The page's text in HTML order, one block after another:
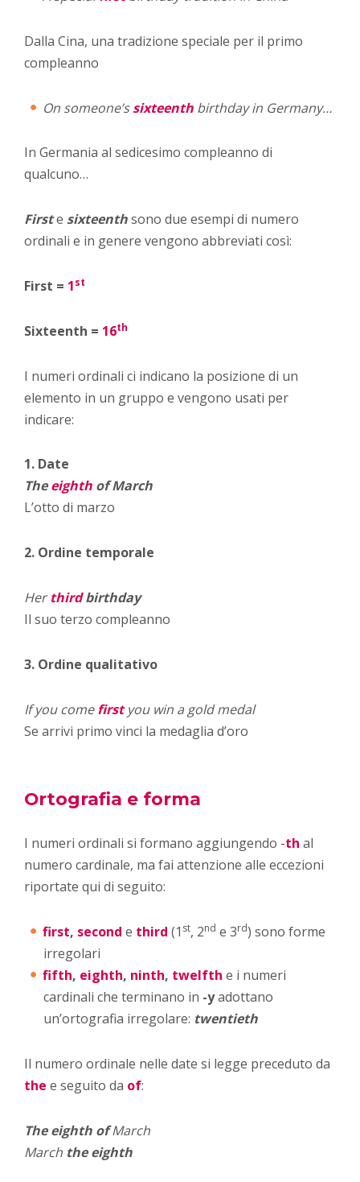
Dalla Cina, una tradizione speciale per il primo
compleanno
On someone’ssixteenth birthday in Germany…
In Germania al sedicesimo compleanno di
qualcuno…
Firste sixteenthsono due esempi di numero
ordinali e in genere vengono abbreviati così:
First = 1st
Sixteenth = 16th
I numeri ordinali ci indicano la posizione di un
elemento in un gruppo e vengono usati per
indicare:
1. Date
Theeighth of March
L’otto di marzo
2. Ordine temporale
Herthirdbirthday
Il suo terzo compleanno
3. Ordine qualitativo
If you comefirstyou win a gold medal
Se arrivi primo vinci la medaglia d’oro
Ortografia e forma
I numeri ordinali si formano aggiungendo -th al
numero cardinale, ma fai attenzione alle eccezioni
riportate qui di seguito:
first, seconde third (1 st, 2nd e 3rd) sono forme
irregolari
fifth, eighth, ninth, twelfth e i numeri
cardinali che terminano in -yadottano
un’ortografia irregolare: twentieth
Il numero ordinale nelle date si legge preceduto da
the e seguito da of:
The eighth ofMarch
March the eighth